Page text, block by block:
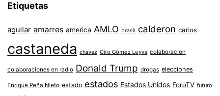
Etiquetas
aguilar amarres america AMLO brasil calderon carlos
castaneda chavez Ciro Gómez Leyva colaboracion
colaboraciones en radio Donald Trump drogas elecciones
Enrique Peña Nieto estado estados Estados Unidos ForoTV futuro